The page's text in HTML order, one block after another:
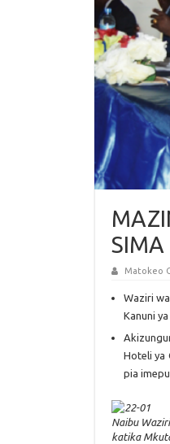
SIMA
Matokeo
Waziri
Kanuni
Hoteli ya
pia
Naibu
katika